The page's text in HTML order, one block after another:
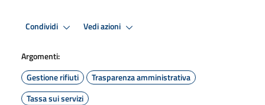
Condividi Vedi azioni
Argomenti:
Gestione rifiuti
Trasparenza amministrativa
Tassa sui servizi